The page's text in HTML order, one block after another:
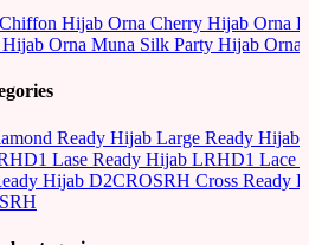
Chiffon Hijab Orna Cherry Hijab Orna
Orna Muna Silk Party Hijab Orna
Ready Hijab Large Ready Hijab
Lase Ready Hijab LRHD1 Lace
Hijab D2CROSRH Cross Ready